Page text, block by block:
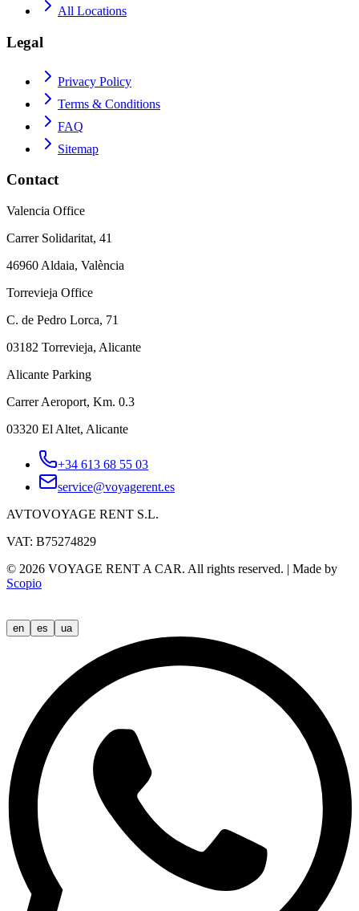
All Locations
Legal
Privacy Policy
Terms & Conditions
FAQ
Sitemap
Contact
Valencia Office
Carrer Solidaritat, 41
46960 Aldaia, València
Torrevieja Office
C. de Pedro Lorca, 71
03182 Torrevieja, Alicante
Alicante Parking
Carrer Aeroport, Km. 0.3
03320 El Altet, Alicante
+34 613 68 55 03
service@voyagerent.es
AVTOVOYAGE RENT S.L.
VAT: B75274829
© 2026 VOYAGE RENT A CAR. All rights reserved. | Made by
Scopio
en es ua